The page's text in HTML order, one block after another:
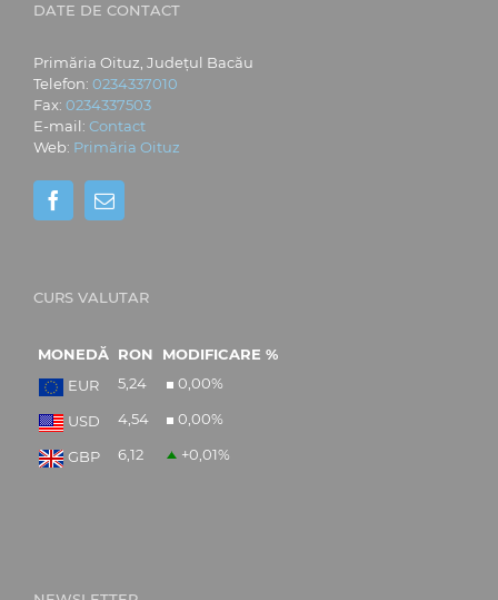
DATE DE CONTACT
Primăria Oituz, Județul Bacău
Telefon: 0234337010
Fax: 0234337503
E-mail: Contact
Web: Primăria Oituz
CURS VALUTAR
MONEDĂ RON
MODIFICARE %
EUR
5,24 0,00%
USD 4,54 0,00%
GBP 6,12 +0,01%